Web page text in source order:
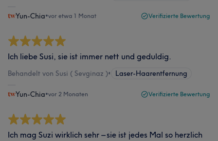
Yun-Chia•vor etwa 1 Monat Verifizierte Bewertung
Ich liebe Susi, sie ist immer nett und geduldig.
Behandelt von Susi ( Sevginaz )• Laser-Haarentfernung
Yun-Chia•vor 2 Monaten Verifizierte Bewertung
Ich mag Suzi wirklich sehr – sie ist jedes Mal so herzlich